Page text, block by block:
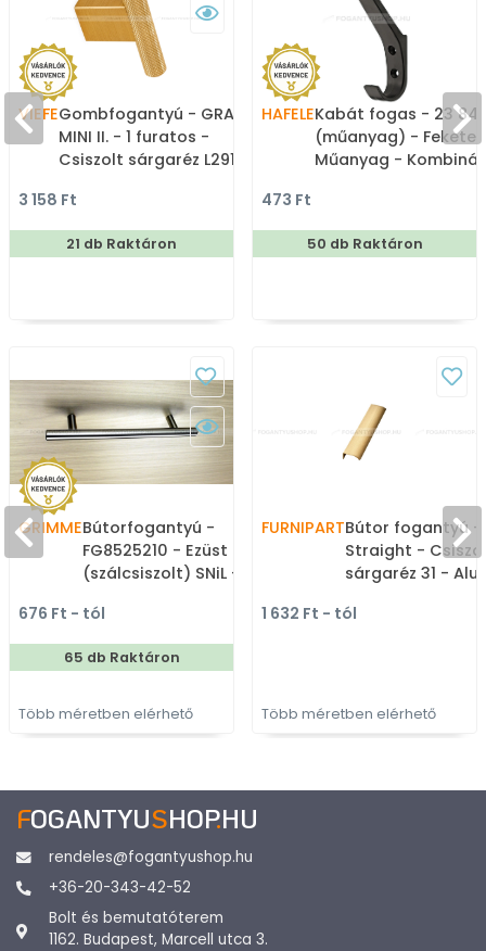
VIEFEGombfogantyú - GRAF
MINI II. - 1 furatos -
Csiszolt sárgaréz L291 -
fém gombfogantyú,
bútorgomb
3 158 Ft
21 db Raktáron
HAFELEKabát fogas - 23
(műanyag) - Fekete
Műanyag -
473 Ft
50 db Raktáron
GRIMMEBútorfogantyú -
FG8525210 - Ezüst inox
(szálcsiszolt) SNiL -
méretben gyártott fém
bútorfogantyú
676 Ft - tól
65 db Raktáron
Több méretben elérhető
FURNIPARTBútor fogantyú -
Straight -
sárgaréz 31 -
színes fém
1 632 Ft - tól
Több méretben elérhető
FOGANTYUSHOP.HU
rendeles@fogantyushop.hu
+36-20-343-42-52
Bolt és bemutatóterem
1162. Budapest, Marcell utca 3.